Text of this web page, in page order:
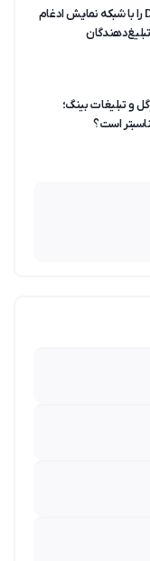
گوگل Demand Gen را با شبکه نمایش ادغام
و تبلیغات بینگ؛
است؟